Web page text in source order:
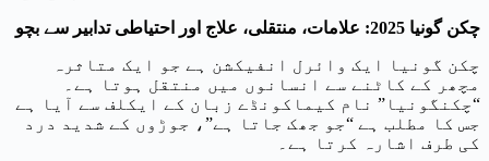
چکن گونیا 2025: علامات، منتقلی، علاج اور احتیاطی تدابیر سے بچو
مچھر کے کاٹنے سے انسانوں میں منتقل ہوتا ہے۔
“چکنگونیا” نام کیماکونڈے زبان کے ایکلف سے آیا ہے
جس کا مطلب ہے “جو جھک جاتا ہے”، جوڑوں کے شدید درد
کی طرف اشارہ کرتا ہے۔